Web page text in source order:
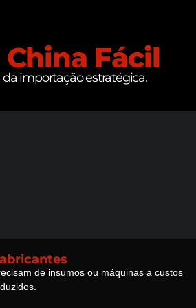
China Fácil
importação estratégica.
de insumos ou máquinas a custos